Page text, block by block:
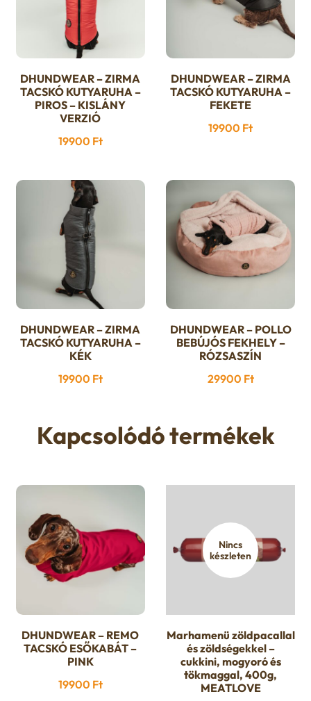
Ennek
a
terméknek
több
A
változatok
a
termékoldalon
választhatók
ki
DHUNDWEAR – ZIRMA
TACSKÓ KUTYARUHA –
PIROS – KISLÁNY
VERZIÓ
19900 Ft
Ennek
a
több
A
változatok
a
termékoldalon
választhatók
DHUNDWEAR – ZIRMA
TACSKÓ KUTYARUHA –
FEKETE
19900 Ft
Ennek
a
több
A
a
ki
DHUNDWEAR – ZIRMA
TACSKÓ KUTYARUHA –
KÉK
19900 Ft
Ennek
a
több
van.
A
a
választhatók
DHUNDWEAR – POLLO
BEBÚJÓS FEKHELY –
RÓZSASZÍN
29900 Ft
Kapcsolódó termékek
Ennek
a
több
DHUNDWEAR – REMO
TACSKÓ ESŐKABÁT –
PINK
19900 Ft
Nincs
készleten
Marhamenü zöldpacallal
és zöldségekkel –
cukkini, mogyoró és
tökmaggal, 400g,
MEATLOVE